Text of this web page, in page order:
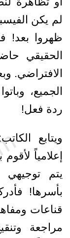
لم يكن
ظهروا بعد!
الحقيقي
الافتراضي.
الجميع،
ردة فعل!
ويتابع
إعلامياً
يتم
بأسرها!
قناعات
مراجعة